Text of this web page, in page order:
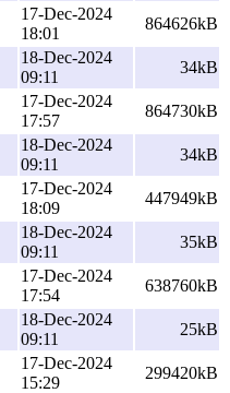
17-Dec-2024
18:01
864626kB
18-Dec-2024
09:11
34kB
17-Dec-2024
17:57
864730kB
18-Dec-2024
09:11
34kB
17-Dec-2024
18:09
447949kB
18-Dec-2024
09:11
35kB
17-Dec-2024
17:54
638760kB
18-Dec-2024
09:11
25kB
17-Dec-2024
15:29
299420kB